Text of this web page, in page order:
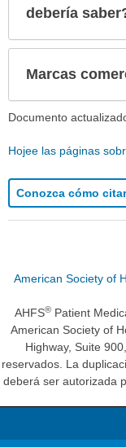
debería
Marcas
Documento
Hojee las páginas
Conozca cómo
American Society of
AHFS® Patient
American Society of
Highway, Suite
reservados. La
deberá ser autorizada